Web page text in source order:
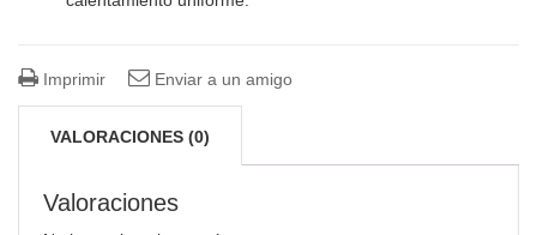
Imprimir Enviar a un amigo
VALORACIONES (0)
Valoraciones